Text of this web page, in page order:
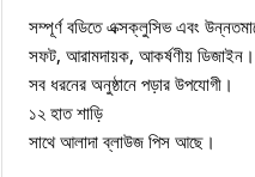
সম্পূর্ণ বডিতে এক্সক্লুসিভ এবং
সফট, আরামদায়ক, আকর্ষণীয় ডিজাইন।
সব ধরনের অনুষ্ঠানে পড়ার উপযোগী।
১২ হাত শাড়ি
সাথে আলাদা ব্লাউজ পিস আছে।